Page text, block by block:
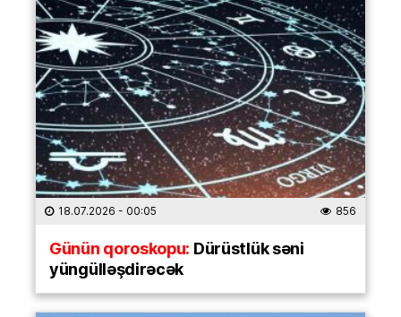
18.07.2026 - 00:05 856
Günün qoroskopu: Dürüstlük səni
yüngülləşdirəcək